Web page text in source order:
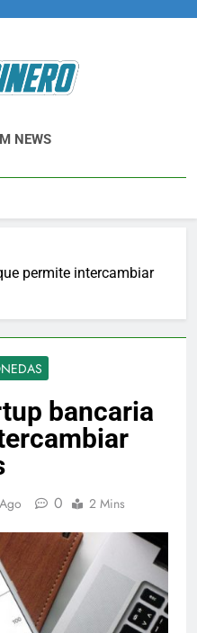
NEWS
permite intercambiar
bancaria
0 2 Mins